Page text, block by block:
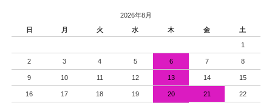
2026年8月
日
月 火 水 木 金 土
1
2 3 4 5 6 7 8
9 10 11 12 13 14 15
16 17 18 19 20 21 22